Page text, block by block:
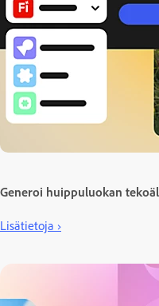
Generoi huippuluokan
Lisätietoja ›